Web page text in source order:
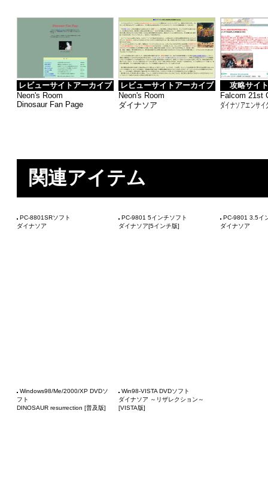
レビューサイトアーカイブ
Neon's Room
Dinosaur Fan Page
レビューサイトアーカイブ
Neon's Room
ダイナソア
攻略サイ
Falcom 21st
ダイナソアエンサイ
関連アイテム
PC-8801SRソフト
ダイナソア
PC-9801 5インチソフト
ダイナソア[5インチ版]
PC-9801 3.5イ
ダイナソア
Windows98/Me/2000/XP DVDソ
フト
DINOSAUR resurrection [普及版]
Win98-VISTA DVDソフト
ダイナソア ～リザレクション～
[VISTA版]